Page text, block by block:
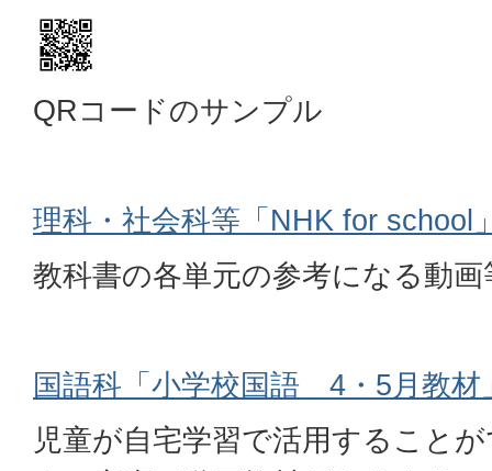
QRコードのサンプル
理科・社会科等「NHK for school
教科書の各単元の参考になる動
国語科「小学校国語 4・5月教材
児童が自宅学習で活用すること